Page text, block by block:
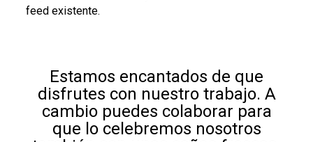
feed existente.
Estamos encantados de que
disfrutes con nuestro trabajo. A
cambio puedes colaborar para
que lo celebremos nosotros